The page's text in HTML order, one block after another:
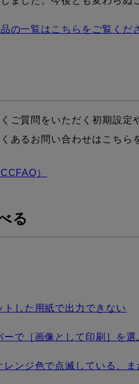
の一覧はこちらをご覧くだ
ご質問をいただく初期設定
あるお問い合わせはこちら
）
る
した用紙で出力できない
ーで［画像として印刷］を選
ンジ色で点滅している、